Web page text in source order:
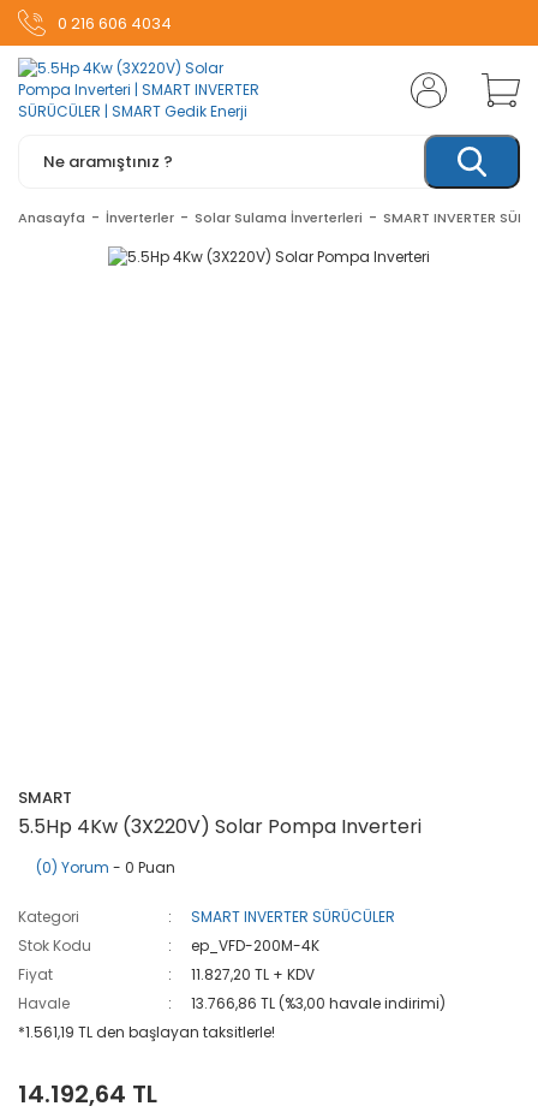
0 216 606 4034
Anasayfa İnverterler Solar Sulama İnverterleri SMART INVERTER
SMART
5.5Hp 4Kw (3X220V) Solar Pompa Inverteri
(0) Yorum - 0 Puan
Kategori
SMART INVERTER SÜRÜCÜLER
Stok Kodu
ep_VFD-200M-4K
Fiyat
11.827,20 TL + KDV
Havale
13.766,86 TL (%3,00 havale indirimi)
*1.561,19 TL den başlayan taksitlerle!
14.192,64 TL